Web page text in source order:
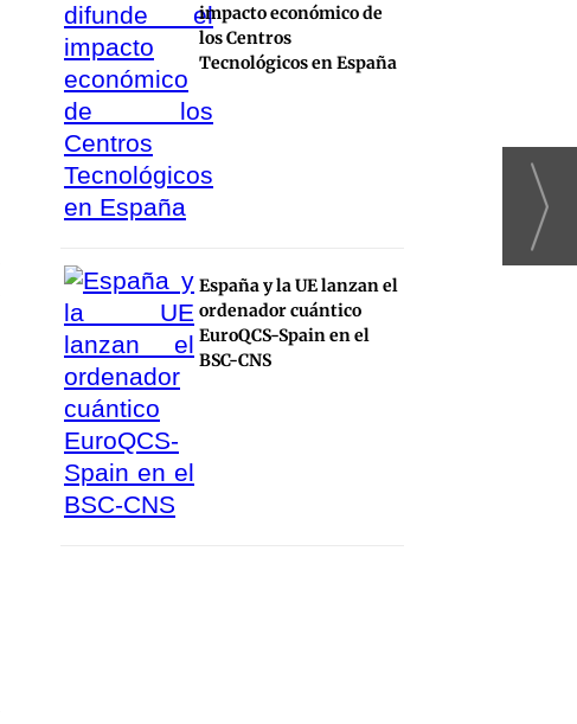
impacto económico de
los Centros
Tecnológicos en España
España y la UE lanzan el
ordenador cuántico
EuroQCS-Spain en el
BSC-CNS